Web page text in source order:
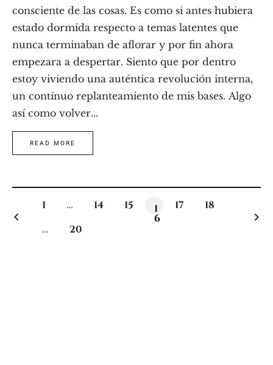
consciente de las cosas. Es como si antes hubiera
estado dormida respecto a temas latentes que
nunca terminaban de aflorar y por fin ahora
empezara a despertar. Siento que por dentro
estoy viviendo una auténtica revolución interna,
un contínuo replanteamiento de mis bases. Algo
así como volver...
READ MORE
keyboard_arrow_left
1 … 14 15 1
6
17
18
…
20
keyboard_arrow_right